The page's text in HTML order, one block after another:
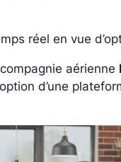
réel en vue
aérienne
d’une